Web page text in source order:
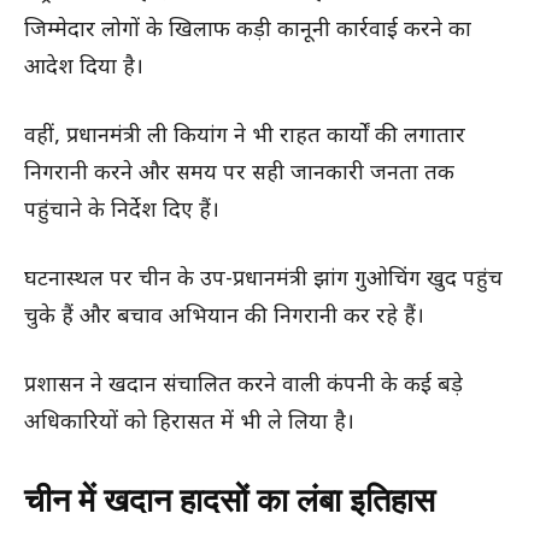
जिम्मेदार लोगों के खिलाफ कड़ी कानूनी कार्रवाई करने का
आदेश दिया है।
वहीं, प्रधानमंत्री ली कियांग ने भी राहत कार्यों की लगातार
निगरानी करने और समय पर सही जानकारी जनता तक
पहुंचाने के निर्देश दिए हैं।
घटनास्थल पर चीन के उप-प्रधानमंत्री झांग गुओचिंग खुद पहुंच
चुके हैं और बचाव अभियान की निगरानी कर रहे हैं।
प्रशासन ने खदान संचालित करने वाली कंपनी के कई बड़े
अधिकारियों को हिरासत में भी ले लिया है।
चीन में खदान हादसों का लंबा इतिहास